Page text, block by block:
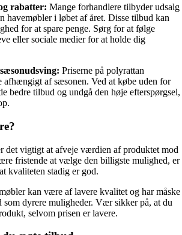
rabatter: Mange forhandlere tilbyder udsalg
havemøbler i løbet af året. Disse tilbud kan
for at spare penge. Sørg for at følge
eller sociale medier for at holde dig
Priserne på polyrattan
afhængigt af sæsonen. Ved at købe uden for
bedre tilbud og undgå den høje efterspørgsel,
det vigtigt at afveje værdien af produktet mod
fristende at vælge den billigste mulighed, er
kvaliteten stadig er god.
kan være af lavere kvalitet og har måske
som dyrere muligheder. Vær sikker på, at du
selvom prisen er lavere.